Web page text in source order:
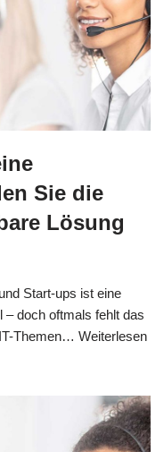
Sie die
Lösung
Start-ups ist eine
doch oftmals fehlt das
Themen… Weiterlesen